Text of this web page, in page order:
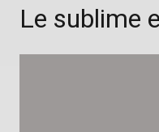
Le sublime